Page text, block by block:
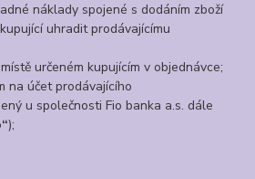
náklady spojené s dodáním zboží
uhradit prodávajícímu
určeném kupujícím v objednávce;
na účet prodávajícího
u společnosti Fio banka a.s. dále
);